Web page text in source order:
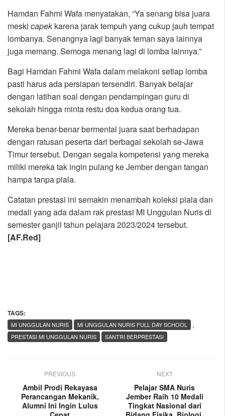
Hamdan Fahmi Wafa menyatakan, “Ya senang bisa juara
meski capekkarena jarak tempuh yang cukup jauh tempat
lombanya. Senangnya lagi banyak teman saya lainnya
juga memang. Semoga menang lagi di lomba lainnya.”
Bagi Hamdan Fahmi Wafa dalam melakoni setiap lomba
pasti harus ada persiapan tersendiri. Banyak belajar
dengan latihan soal dengan pendampingan guru di
sekolah hingga minta restu doa kedua orang tua.
Mereka benar-benar bermental juara saat berhadapan
dengan ratusan peserta dari berbagai sekolah se-Jawa
Timur tersebut. Dengan segala kompetensi yang mereka
miliki mereka tak ingin pulang ke Jember dengan tangan
hampa tanpa piala.
Catatan prestasi ini semakin menambah koleksi piala dan
medali yang ada dalam rak prestasi MI Unggulan Nuris di
semester ganjil tahun pelajara 2023/2024 tersebut.
[AF.Red]
TAGS:
,
MI UNGGULAN NURIS
MI UNGGULAN NURIS FULL DAY SCHOOL
PRESTASI MI UNGGULAN NURIS
SANTRI BERPRESTASI
PREVIOUS
Ambil Prodi Rekayasa
Perancangan Mekanik,
Alumni Ini Ingin Lulus
NEXT
Pelajar SMA Nuris
Jember Raih 10 Medali
Tingkat Nasional dari